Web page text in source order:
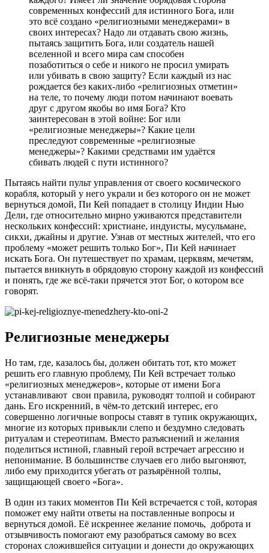
современных конфессий для истинного Бога, или
это всё создано «религиозными менеджерами» в
своих интересах? Надо ли отдавать свою жизнь,
пытаясь защитить Бога, или создатель нашей
вселенной и всего мира сам способен
позаботиться о себе и никого не просил умирать
или убивать в свою защиту? Если каждый из нас
рождается без каких-либо «религиозных отметин»
на теле, то почему люди потом начинают воевать
друг с другом якобы во имя Бога? Кто
заинтересован в этой войне: Бог или
«религиозные менеджеры»? Какие цели
преследуют современные «религиозные
менеджеры»? Какими средствами им удаётся
сбивать людей с пути истинного?
Пытаясь найти пульт управления от своего космического
корабля, который у него украли и без которого он не может
вернуться домой, Пи Кей попадает в столицу Индии Нью
Дели, где относительно мирно уживаются представители
нескольких конфессий: христиане, индуисты, мусульмане,
сикхи, джайны и другие. Узнав от местных жителей, что его
проблему «может решить только Бог», Пи Кей начинает
искать Бога. Он путешествует по храмам, церквям, мечетям,
пытается вникнуть в обрядовую сторону каждой из конфессий
и понять, где же всё-таки прячется этот Бог, о котором все
говорят.
Религиозные менеджеры
Но там, где, казалось бы, должен обитать тот, кто может
решить его главную проблему, Пи Кей встречает только
«религиозных менеджеров», которые от имени Бога
устанавливают свои правила, руководят толпой и собирают
дань. Его искренний, в чём-то детский интерес, его
совершенно логичные вопросы ставят в тупик окружающих,
многие из которых привыкли слепо и бездумно следовать
ритуалам и стереотипам. Вместо разъяснений и желания
поделиться истиной, главный герой встречает агрессию и
непонимание. В большинстве случаев его либо выгоняют,
либо ему приходится убегать от разъярённой толпы,
защищающей своего «Бога».
В один из таких моментов Пи Кей встречается с той, которая
поможет ему найти ответы на поставленные вопросы и
вернуться домой. Её искреннее желание помочь, доброта и
отзывчивость помогают ему разобраться самому во всех
сторонах сложившейся ситуации и донести до окружающих